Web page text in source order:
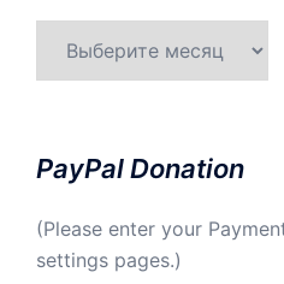
PayPal Donation
(Please enter your
settings pages.)